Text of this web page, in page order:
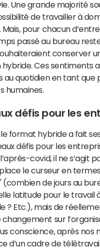
Une grande majorité
de travailler à
pour chacun
passé au bureau
conserver
hybride. Ces sentiments
au quotidien en tant que
humaines.
défis pour les
format hybride a fait
défis pour les
covid, il ne s’agit
place le curseur en termes
(combien de jours au
latitude pour le travail
? Etc.), mais de
sur
conscience, après nos
d’un cadre de